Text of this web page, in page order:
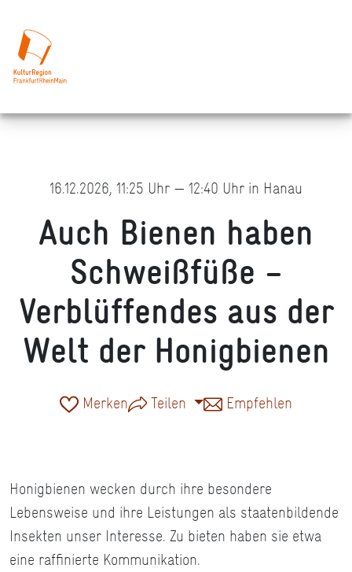
16.12.2026, 11:25 Uhr — 12:40 Uhr in Hanau
Auch Bienen haben
Schweißfüße –
Verblüffendes aus der
Welt der Honigbienen
Merken Teilen Empfehlen
Honigbienen wecken durch ihre besondere
Lebensweise und ihre Leistungen als staatenbildende
Insekten unser Interesse. Zu bieten haben sie etwa
eine raffinierte Kommunikation.